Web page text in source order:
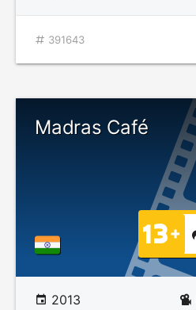
391643
Madras Café
2013